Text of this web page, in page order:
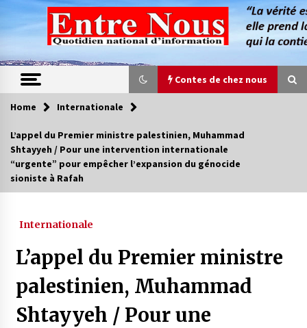
content
Contes de chez nous
Contes de chez nous
Oum el Gaïla / L’ogresse du M’zab
4 ans ago
Home Internationale
L’appel du Premier ministre palestinien, Muhammad
Shtayyeh / Pour une intervention internationale
“urgente” pour empêcher l’expansion du génocide
sioniste à Rafah
Internationale
L’appel du Premier ministre
palestinien, Muhammad
Shtayyeh / Pour une